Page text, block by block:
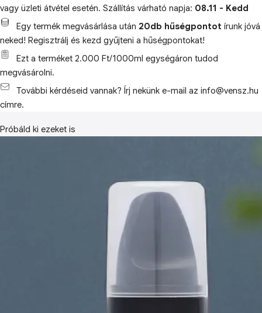
vagy üzleti átvétel esetén. Szállítás várható napja: 08.11 - Kedd
Egy termék megvásárlása után 20db hűségpontot írunk jóvá
neked! Regisztrálj és kezd gyűjteni a hűségpontokat!
Ezt a terméket 2.000 Ft/1000ml egységáron tudod
megvásárolni.
További kérdéseid vannak? Írj nekünk e-mail az info@vensz.hu
címre.
Próbáld ki ezeket is